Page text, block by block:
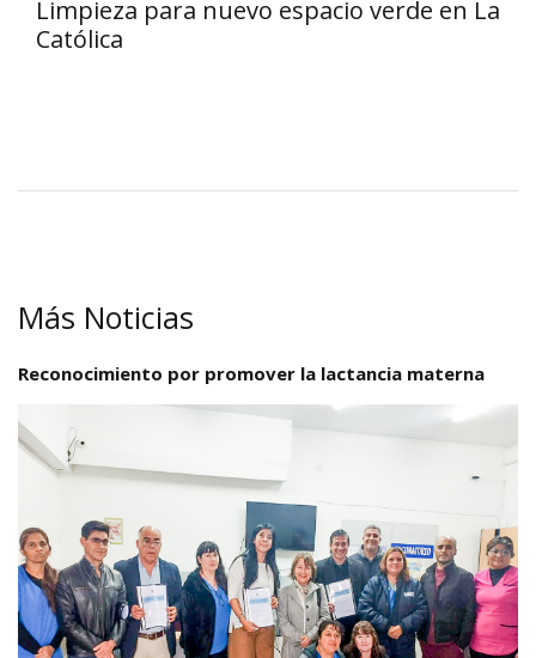
Limpieza para nuevo espacio verde en La
Católica
Más Noticias
Reconocimiento por promover la lactancia materna